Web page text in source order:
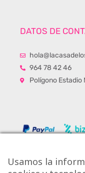
DATOS DE
964 78 42 46
Polígono Estadio
Usamos la